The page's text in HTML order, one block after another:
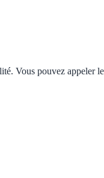
Vous pouvez appeler